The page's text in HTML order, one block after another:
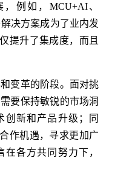
例如，MCU+AI、
决方案成为了业内发
提升了集成度，而且
变革的阶段。面对挑
要保持敏锐的市场洞
创新和产品升级；同
作机遇，寻求更加广
各方共同努力下，